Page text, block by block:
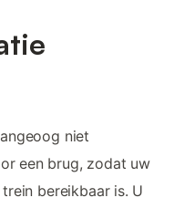
niet
een brug, zodat uw
bereikbaar is. U